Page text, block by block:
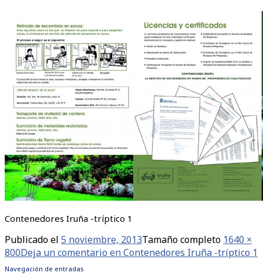
Contenedores Iruña -tríptico 1
Publicado el 5 noviembre, 2013Tamaño completo 1640 ×
800Deja un comentario en Contenedores Iruña -tríptico 1
Navegación de entradas